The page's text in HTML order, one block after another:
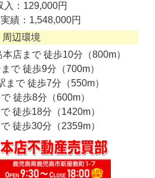
入：129,000円
績：1,548,000円
周辺環境
店まで 徒歩10分（800m）
で 徒歩9分（700m）
まで 徒歩7分（550m）
徒歩8分（600m）
徒歩18分（1420m）
徒歩30分（2359m）